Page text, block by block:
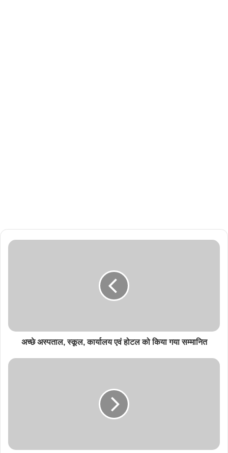
अच्छे अस्पताल, स्कूल, कार्यालय एवं होटल को किया गया सम्मानित